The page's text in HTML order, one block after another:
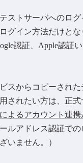
ストサーバへのロ
グイン方法だけとな
認証、Apple認証
スからコピーされ
されたい方は、正
よるアカウント連携
ルアドレス認証で
いません。）